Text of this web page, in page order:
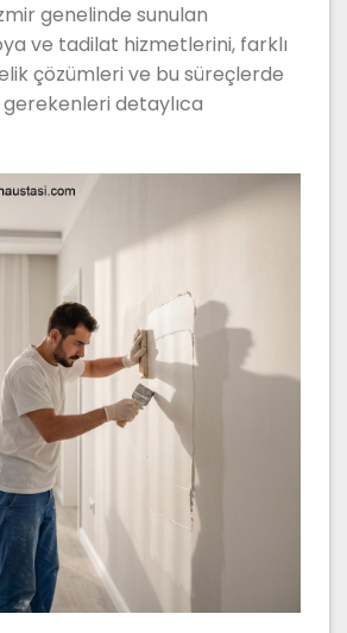
genelinde sunulan
ve tadilat hizmetlerini, farklı
çözümleri ve bu süreçlerde
detaylıca